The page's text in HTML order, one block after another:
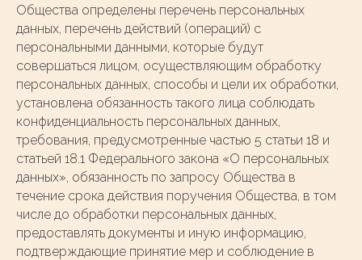
Общества определены перечень персональных
данных, перечень действий (операций) с
персональными данными, которые будут
совершаться лицом, осуществляющим обработку
персональных данных, способы и цели их обработки,
установлена обязанность такого лица соблюдать
конфиденциальность персональных данных,
требования, предусмотренные частью 5 статьи 18 и
статьей 18.1 Федерального закона «О персональных
данных», обязанность по запросу Общества в
течение срока действия поручения Общества, в том
числе до обработки персональных данных,
предоставлять документы и иную информацию,
подтверждающие принятие мер и соблюдение в